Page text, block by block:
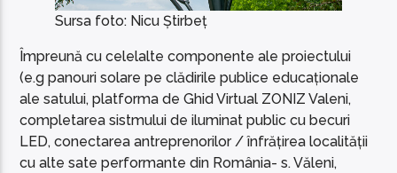
Sursa foto: Nicu Știrbeț
Împreună cu celelalte componente ale proiectului
(e.g panouri solare pe clădirile publice educaționale
ale satului, platforma de Ghid Virtual ZONIZ Valeni,
completarea sistmului de iluminat public cu becuri
LED, conectarea antreprenorilor / înfrățirea localității
cu alte sate performante din România- s. Văleni,